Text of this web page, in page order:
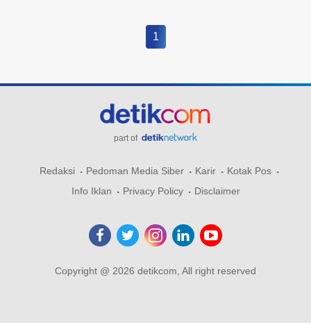
1
part of
Redaksi Pedoman Media Siber Karir
Kotak Pos
Info Iklan
Privacy Policy Disclaimer
Copyright @ 2026 detikcom, All right reserved